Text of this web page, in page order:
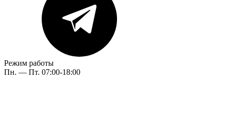
Режим работы
Пн. — Пт. 07:00-18:00